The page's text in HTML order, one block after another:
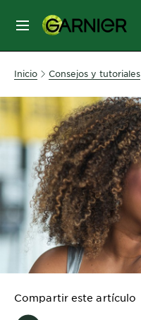
MENÚ
SKIN
HAIR
CARE
&
STYLING
HAIR
COLOR
SERVICES
TOOLS
Inicio Consejos y tutoriales
Compartir este artículo